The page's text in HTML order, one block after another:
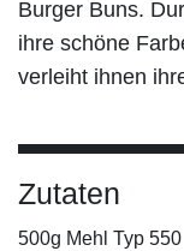
Burger Buns.
ihre schöne
verleiht ihnen
Zutaten
500g Mehl Typ 550